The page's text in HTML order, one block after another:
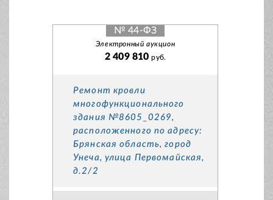
№ 44-ФЗ
Электронный аукцион
2 409 810руб.
Ремонт кровли
многофункционального
здания №8605_0269,
расположенного по адресу:
Брянская область, город
Унеча, улица Первомайская,
д.2/2